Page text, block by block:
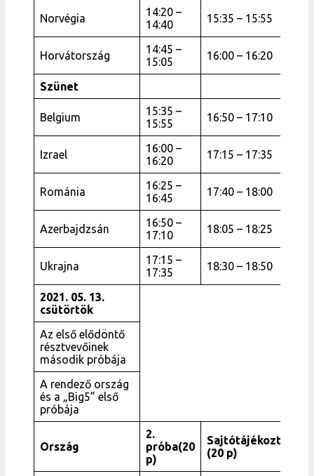
Norvégia
14:20 –
14:40
15:35 – 15:55
Horvátország
14:45 –
15:05
16:00 – 16:20
Szünet
Belgium
15:35 –
15:55
16:50 – 17:10
Izrael
16:00 –
16:20
17:15 – 17:35
Románia
16:25 –
16:45
17:40 – 18:00
Azerbajdzsán
16:50 –
17:10
18:05 – 18:25
Ukrajna
17:15 –
17:35
18:30 – 18:50
2021. 05. 13.
csütörtök
Az első elődöntő
résztvevőinek
második próbája
A rendező ország
és a „Big5” első
próbája
Ország
2.
próba(20
p)
Sajtótájékoztató
(20 p)